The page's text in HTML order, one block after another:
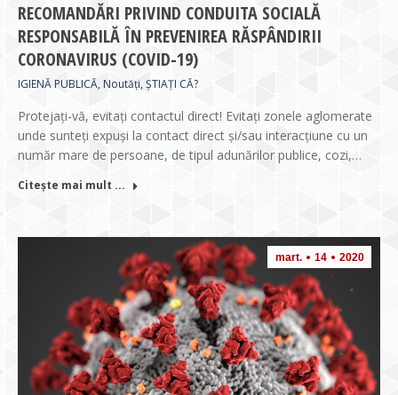
RECOMANDĂRI PRIVIND CONDUITA SOCIALĂ
RESPONSABILĂ ÎN PREVENIREA RĂSPÂNDIRII
CORONAVIRUS (COVID-19)
IGIENĂ PUBLICĂ, Noutăți, ȘTIAȚI CĂ?
Protejați-vă, evitați contactul direct! Evitați zonele aglomerate
unde sunteți expuși la contact direct și/sau interacțiune cu un
număr mare de persoane, de tipul adunărilor publice, cozi,…
Citește mai mult ...
mart. 14 2020